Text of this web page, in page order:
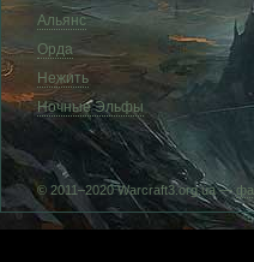
Альянс
Орда
Нежить
Ночные Эльфы
© 2011–2020 Warcraft3.org.ua —